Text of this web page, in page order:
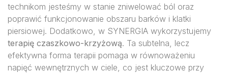
technikom jesteśmy w stanie zniwelować ból oraz
poprawić funkcjonowanie obszaru barków i klatki
piersiowej. Dodatkowo, w SYNERGIA wykorzystujemy
terapię czaszkowo-krzyżową. Ta subtelna, lecz
efektywna forma terapii pomaga w równoważeniu
napięć wewnętrznych w ciele, co jest kluczowe przy